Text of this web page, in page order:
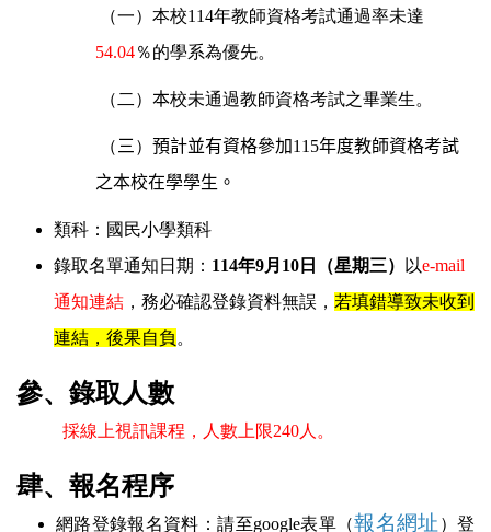
（一）本校114年教師資格考試通過率未達
54.04％的學系為優先。
（二） 本校未通過教師資格考試之畢業生。
（ 三 ） 預計並有資格參加11 5年度教師資格考試
之本校在學學生。
類科：國民小學類科
錄取名單通知日期： 114年9月 10 日（星期三） 以e-mail
通知連結 ，務必確認登錄資料無誤， 若填錯導致未收到
連結，後果自負 。
參、錄取人數
採線上視訊課程，人數上限240人。
肆、報名程序
網路登錄報名資料：請至google表單（報名網址 ）登